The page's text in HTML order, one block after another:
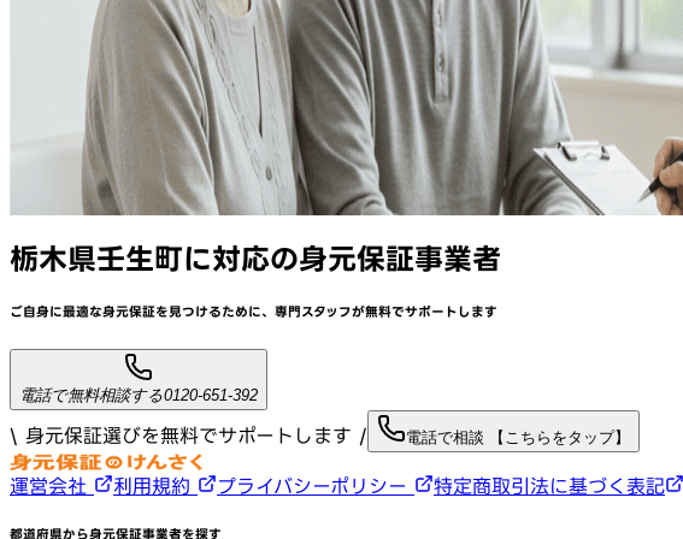
栃木県壬生町に対応の身元保証事業者
ご自身に最適な身元保証を見つけるために、 専門スタッフが無料でサポートします
電話で無料相談する0120-651-392
\ 身元保証選びを無料でサポートします / 電話で相談 【こちらをタップ】
運営会社 利用規約 プライバシーポリシー 特定商取引法に基づく表記
都道府県から身元保証事業者を探す